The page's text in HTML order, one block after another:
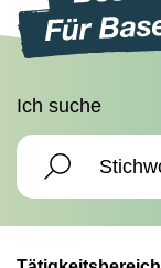
Ich suche